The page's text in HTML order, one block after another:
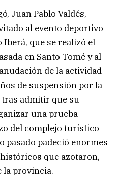
Juan Pablo Valdés,
al evento deportivo
que se realizó el
en Santo Tomé y al
de la actividad
de suspensión por la
tras admitir que su
una prueba
del complejo turístico
pasado padeció enormes
que azotaron,
la provincia.